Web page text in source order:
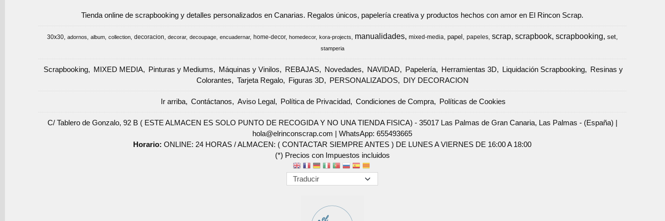
Tienda online de scrapbooking y detalles personalizados en Canarias. Regalos únicos, papelería creativa y productos hechos con amor en El Rincon Scrap.
30x30 adornos album collection decoracion decorar decoupage encuadernar home-decor homedecor kora-projects manualidades mixed-media papel papeles scrap scrapbook scrapbooking set
stamperia
Scrapbooking MIXED MEDIA Pinturas y Mediums Máquinas y Vinilos REBAJAS Novedades NAVIDAD Papelería Herramientas 3D Liquidación Scrapbooking
Resinas y
Colorantes
Tarjeta Regalo Figuras 3D PERSONALIZADOS DIY DECORACION
Ir arriba Contáctanos Aviso Legal Política de Privacidad Condiciones de Compra Políticas de Cookies
C/ Tablero de Gonzalo, 92 B ( ESTE ALMACEN ES SOLO PUNTO DE RECOGIDA Y NO UNA TIENDA FISICA) - 35017 Las Palmas de Gran Canaria, Las Palmas - (España) |
hola@elrinconscrap.com |WhatsApp: 655493665
Horario:ONLINE: 24 HORAS / ALMACEN: ( CONTACTAR SIEMPRE ANTES ) DE LUNES A VIERNES DE 16:00 A 18:00
(*) Precios con Impuestos incluidos